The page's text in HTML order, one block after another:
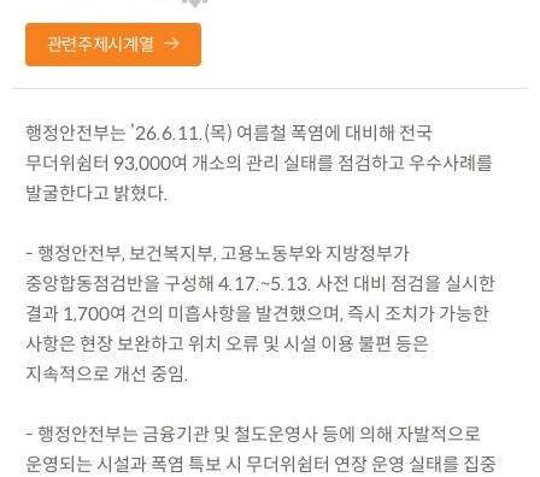
관련주제시계열
행정안전부는 ’26.6.11.(목) 여름철 폭염에 대비해 전국
무더위쉼터 93,000여 개소의 관리 실태를 점검하고 우수사례를
발굴한다고 밝혔다.
- 행정안전부, 보건복지부, 고용노동부와 지방정부가
중앙합동점검반을 구성해 4.17.~5.13. 사전 대비 점검을 실시한
결과 1,700여 건의 미흡사항을 발견했으며, 즉시 조치가 가능한
사항은 현장 보완하고 위치 오류 및 시설 이용 불편 등은
지속적으로 개선 중임.
- 행정안전부는 금융기관 및 철도운영사 등에 의해 자발적으로
운영되는 시설과 폭염 특보 시 무더위쉼터 연장 운영 실태를 집중